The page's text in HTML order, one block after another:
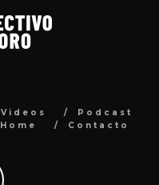
Videos
Podcast
Home Contacto